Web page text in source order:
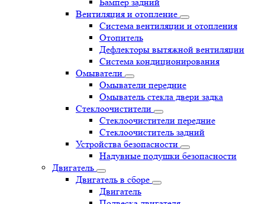
Вентиляция и отопление
Система вентиляции и отопления
Отопитель
Дефлекторы вытяжной вентиляции
Система кондиционирования
Омыватели
Омыватели передние
Омыватель стекла двери задка
Стеклоочистители
Стеклоочистители передние
Стеклоочиститель задний
Устройства безопасности
Надувные подушки безопасности
Двигатель
Двигатель в сборе
Двигатель